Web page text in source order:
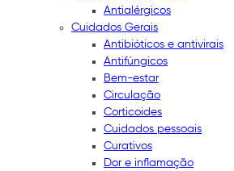
Antialérgicos
Cuidados Gerais
Antibióticos e antivirais
Antifúngicos
Bem-estar
Circulação
Corticoides
Cuidados pessoais
Curativos
Dor e inflamação